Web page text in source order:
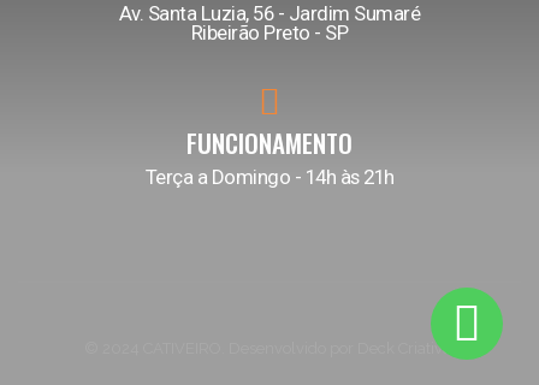
Av. Santa Luzia, 56 - Jardim Sumaré
Ribeirão Preto - SP
FUNCIONAMENTO
Terça a Domingo - 14h às 21h
© 2024 CATIVEIRO. Desenvolvido por Deck Criativo.